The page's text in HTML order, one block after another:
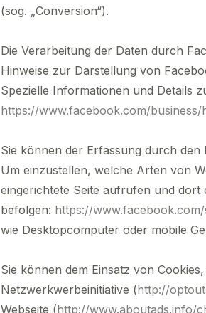
(sog. „Conversion“).
Die Verarbeitung der Daten durch
Hinweise zur Darstellung von
Spezielle Informationen und Details
https://www.facebook.com/business/
Sie können der Erfassung durch
Um einzustellen, welche Arten von
eingerichtete Seite aufrufen und dort
befolgen: https://www.facebook.com/
wie Desktopcomputer oder mobile
Sie können dem Einsatz von
Netzwerkwerbeinitiative (http://
Webseite (http://www.aboutads.info/